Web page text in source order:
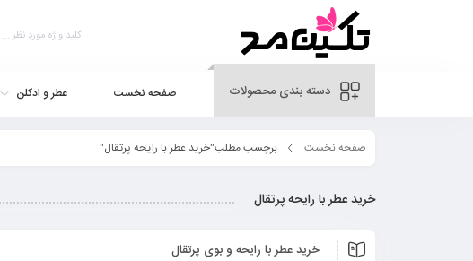
دسته بندی محصولات صفحه نخست عطر و ادکلن
صفحه نخست برچسب مطلب"خرید عطر با رایحه پرتقال"
خرید عطر با رایحه پرتقال
خرید عطر با رایحه و بوی پرتقال